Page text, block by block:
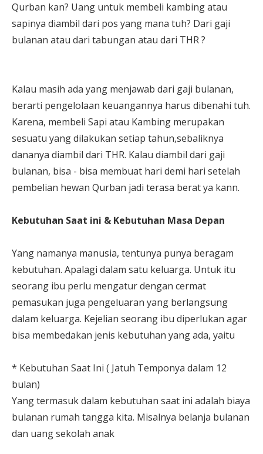
Qurban kan? Uang untuk membeli kambing atau
sapinya diambil dari pos yang mana tuh? Dari gaji
bulanan atau dari tabungan atau dari THR ?
Kalau masih ada yang menjawab dari gaji bulanan,
berarti pengelolaan keuangannya harus dibenahi tuh.
Karena, membeli Sapi atau Kambing merupakan
sesuatu yang dilakukan setiap tahun,sebaliknya
dananya diambil dari THR. Kalau diambil dari gaji
bulanan, bisa - bisa membuat hari demi hari setelah
pembelian hewan Qurban jadi terasa berat ya kann.
Kebutuhan Saat ini & Kebutuhan Masa Depan
Yang namanya manusia, tentunya punya beragam
kebutuhan. Apalagi dalam satu keluarga. Untuk itu
seorang ibu perlu mengatur dengan cermat
pemasukan juga pengeluaran yang berlangsung
dalam keluarga. Kejelian seorang ibu diperlukan agar
bisa membedakan jenis kebutuhan yang ada, yaitu
* Kebutuhan Saat Ini ( Jatuh Temponya dalam 12
bulan)
Yang termasuk dalam kebutuhan saat ini adalah biaya
bulanan rumah tangga kita. Misalnya belanja bulanan
dan uang sekolah anak